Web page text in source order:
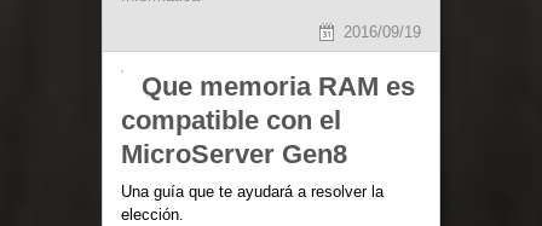
2016/09/19
Que memoria RAM es
compatible con el
MicroServer Gen8
Una guía que te ayudará a resolver la
elección.